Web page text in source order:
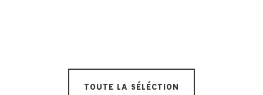
TOUTE LA SÉLÉCTION